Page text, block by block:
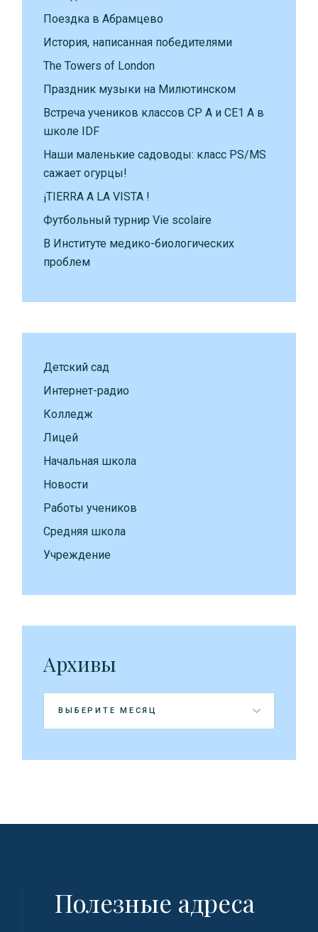
Поездка в Абрамцево
История, написанная победителями
The Towers of London
Праздник музыки на Милютинском
Встреча учеников классов CP A и CE1 A в
школе IDF
Наши маленькие садоводы: класс PS/MS
сажает огурцы!
¡TIERRA A LA VISTA !
Футбольный турнир Vie scolaire
В Институте медико-биологических
проблем
Детский сад
Интернет-радио
Колледж
Лицей
Начальная школа
Новости
Работы учеников
Средняя школа
Учреждение
Архивы
Архивы
Полезные адреса